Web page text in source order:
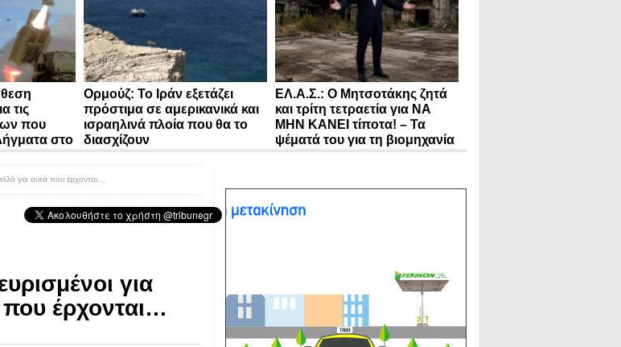
τις
που
στο
Ορμούζ: Το Ιράν εξετάζει
πρόστιμα σε αμερικανικά και
ισραηλινά πλοία που θα το
διασχίζουν
ΕΛ.Α.Σ.: Ο Μητσοτάκης ζητά
και τρίτη τετραετία για ΝΑ
ΜΗΝ ΚΑΝΕΙ τίποτα! – Τα
ψέματά του για τη βιομηχανία
για αυτά που έρχονται…
για
έρχονται…